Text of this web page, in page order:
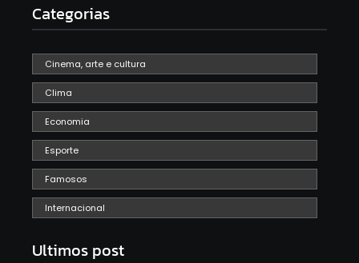
Categorias
Cinema, arte e cultura
Clima
Economia
Esporte
Famosos
Internacional
Ultimos post